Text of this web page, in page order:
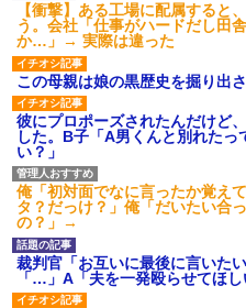
【衝撃】ある工場に配属すると
う。会社「仕事がハードだし田
か…」→ 実際は違った
この母親は娘の黒歴史を掘り出
彼にプロポーズされたんだけど
した。B子「A男くんと別れた
い？」
俺「初対面でなに言ったか覚え
タ？だっけ？」俺「だいたい合
の？」→
裁判官「お互いに最後に言いた
「…」A「夫を一発殴らせてほし